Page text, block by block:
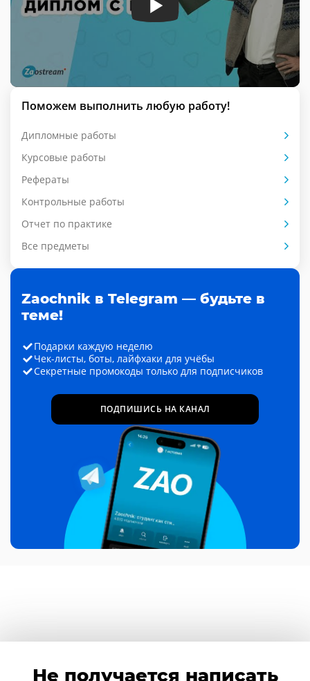
Поможем выполнить любую работу!
Дипломные работы
Курсовые работы
Рефераты
Контрольные работы
Отчет по практике
Все предметы
Zaochnik в Telegram — будьте в
теме!
Подарки каждую неделю
Чек-листы, боты, лайфхаки для учёбы
Секретные промокоды только для подписчиков
ПОДПИШИСЬ НА КАНАЛ
Не получается написать